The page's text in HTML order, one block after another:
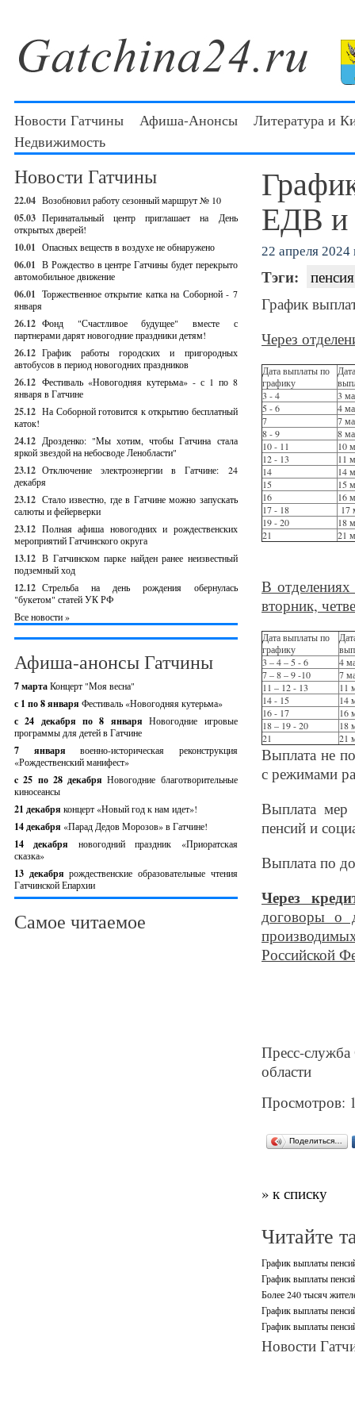
Новости Гатчины Афиша-Анонсы
Литература и
Недвижимость
Новости Гатчины
22.04 Возобновил работу сезонный маршрут № 10
05.03 Перинатальный центр приглашает на День
открытых дверей!
10.01 Опасных веществ в воздухе не обнаружено
06.01 В Рождество в центре Гатчины будет перекрыто
автомобильное движение
06.01 Торжественное открытие катка на Соборной - 7
января
26.12 Фонд "Счастливое будущее" вместе с
партнерами дарят новогодние праздники детям!
26.12 График работы городских и пригородных
автобусов в период новогодних праздников
26.12 Фестиваль «Новогодняя кутерьма» - с 1 по 8
января в Гатчине
25.12 На Соборной готовится к открытию бесплатный
каток!
24.12 Дрозденко: "Мы хотим, чтобы Гатчина стала
яркой звездой на небосводе Ленобласти"
23.12 Отключение электроэнергии в Гатчине: 24
декабря
23.12 Стало известно, где в Гатчине можно запускать
салюты и фейерверки
23.12 Полная афиша новогодних и рождественских
мероприятий Гатчинского округа
13.12 В Гатчинском парке найден ранее неизвестный
подземный ход
12.12 Стрельба на день рождения обернулась
"букетом" статей УК РФ
Все новости »
Афиша-анонсы Гатчины
7 мартаКонцерт "Моя весна"
с 1 по 8 января Фестиваль «Новогодняя кутерьма»
с 24 декабря по 8 январяНовогодние игровые
программы для детей в Гатчине
7 январявоенно-историческая реконструкция
«Рождественский манифест»
c 25 по 28 декабряНовогодние благотворительные
киносеансы
21 декабря концерт «Новый год к нам идет»!
14 декабря «Парад Дедов Морозов» в Гатчине!
14 декабря новогодний праздник «Приоратская
сказка»
13 декабрярождественские образовательные чтения
Гатчинской Епархии
Самое читаемое
ЕДВ и
22 апреля 2024
Тэги:
пенсия
График
Через
Дата выплаты по
графику
3 - 4
3
5 - 6
4
7
7
8 - 9
8
10 - 11
10
12 - 13
11
14
14
15
15
16
16
17 - 18
17
19 - 20
18
21
21
В
вторник,
Дата выплаты по
графику
3 – 4 – 5 - 6
4
7 – 8 – 9 -10
7
11 – 12 - 13
11
14 - 15
14
16 - 17
16
18 – 19 - 20
18
21
21
Выплата не
с режимами
Выплата мер
пенсий и
Выплата по
Через
договоры о
Российской
Пресс-
области
Просмотров:
Поделиться…
» к списку
Читайте
График выплаты
График выплаты
Более 240 тысяч
График выплаты
График выплаты
Новости